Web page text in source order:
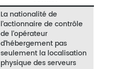
La nationalité de
l’actionnaire de contrôle
de l’opérateur
d’hébergement pas
seulement la localisation
physique des serveurs